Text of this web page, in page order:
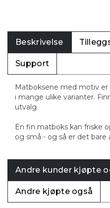
Beskrivelse
Support
Matboksene med motiv
i mange ulike varianter.
utvalg.
En fin matboks kan friske
og små - og så er det bare
Andre kunder kjøpte
Andre kjøpte også